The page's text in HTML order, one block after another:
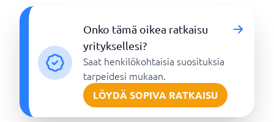
Onko tämä oikea ratkaisu
yrityksellesi?
Saat henkilökohtaisia suosituksia
tarpeidesi mukaan.
LÖYDÄ SOPIVA RATKAISU